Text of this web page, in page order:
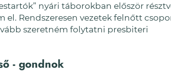
nyári táborokban először
Rendszeresen vezetek felnőtt
szeretném folytatni presbiteri
- gondnok